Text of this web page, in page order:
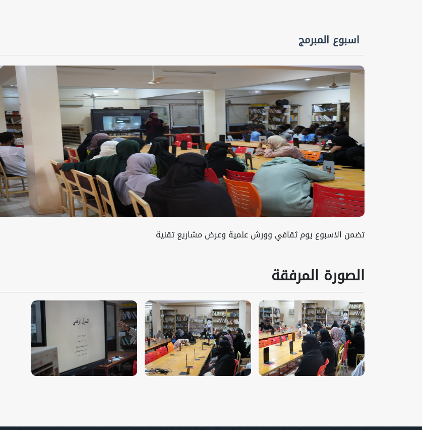
اسبوع المبرمج
تضمن الاسبوع يوم ثقافي وورش علمية وعرض مشاريع تقنية
الصورة المرفقة